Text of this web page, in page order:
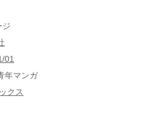
ジ
01
年マンガ
クス